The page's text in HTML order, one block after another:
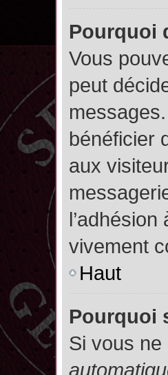
Pourquoi
Vous
peut
bénéficier
aux
vivement
Haut
Pourquoi
Si vous